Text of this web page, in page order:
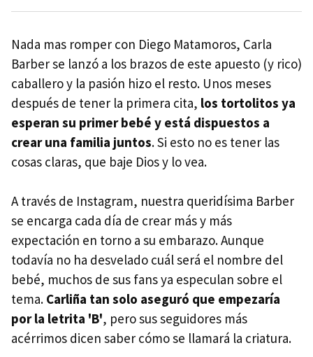
Nada mas romper con Diego Matamoros, Carla
Barber se lanzó a los brazos de este apuesto (y rico)
caballero y la pasión hizo el resto. Unos meses
después de tener la primera cita, los tortolitos ya
esperan su primer bebé y está dispuestos a
crear una familia juntos. Si esto no es tener las
cosas claras, que baje Dios y lo vea.
A través de Instagram, nuestra queridísima Barber
se encarga cada día de crear más y más
expectación en torno a su embarazo. Aunque
todavía no ha desvelado cuál será el nombre del
bebé, muchos de sus fans ya especulan sobre el
tema. Carliña tan solo aseguró que empezaría
por la letrita 'B', pero sus seguidores más
acérrimos dicen saber cómo se llamará la criatura.